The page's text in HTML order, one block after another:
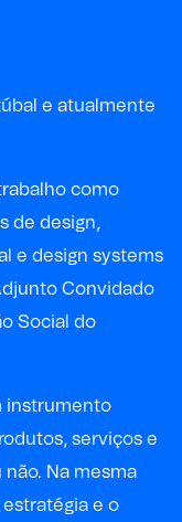
e atualmente
como
de design,
e design systems
Convidado
Social do
instrumento
serviços e
Na mesma
e o